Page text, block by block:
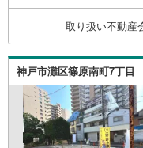
円台の新築戸建
数物件を取り扱
ない物件もご紹
弊社ホームペー
取り扱い不動産
神戸市灘区篠原南町7丁目